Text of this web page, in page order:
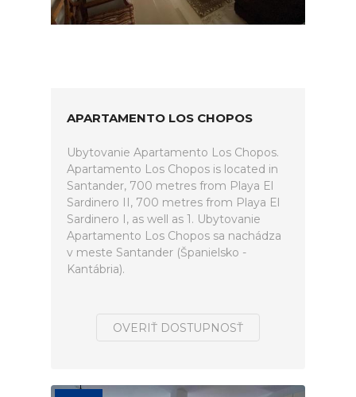
APARTAMENTO LOS CHOPOS
Ubytovanie Apartamento Los Chopos.
Apartamento Los Chopos is located in
Santander, 700 metres from Playa El
Sardinero II, 700 metres from Playa El
Sardinero I, as well as 1. Ubytovanie
Apartamento Los Chopos sa nachádza
v meste Santander (Španielsko -
Kantábria).
OVERIŤ DOSTUPNOSŤ